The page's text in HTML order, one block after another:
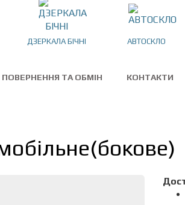
ДЗЕРКАЛА БІЧНІ АВТОСКЛО
ПОВЕРНЕННЯ ТА ОБМІН КОНТАКТИ